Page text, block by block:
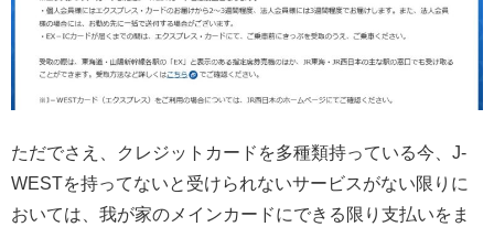
ただでさえ、クレジットカードを多種類持っている今、J-
WESTを持ってないと受けられないサービスがない限りに
おいては、我が家のメインカードにできる限り支払いをま